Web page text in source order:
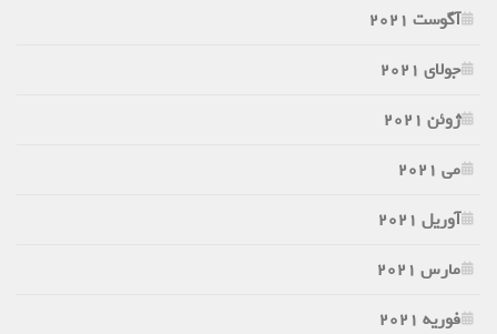
آگوست 2021
جولای 2021
ژوئن 2021
می 2021
آوریل 2021
مارس 2021
فوریه 2021